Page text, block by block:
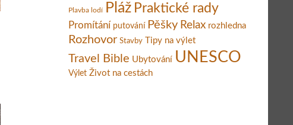
Plavba lodí Pláž Praktické rady
Promítání putování Pěšky Relax rozhledna
Rozhovor Stavby Tipy na výlet
Travel Bible Ubytování UNESCO
Výlet Život na cestách